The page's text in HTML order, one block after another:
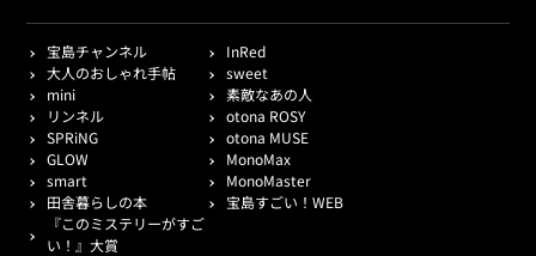
宝島チャンネル
InRed
大人のおしゃれ手帖
sweet
mini
素敵なあの人
リンネル
otona ROSY
SPRiNG
otona MUSE
GLOW
MonoMax
smart
MonoMaster
田舎暮らしの本
宝島すごい！WEB
『このミステリーがすご
い！』大賞